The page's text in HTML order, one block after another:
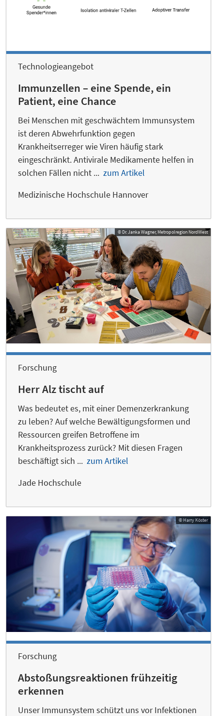
Technologieangebot
Immunzellen – eine Spende, ein
Patient, eine Chance
Bei Menschen mit geschwächtem Immunsystem
ist deren Abwehrfunktion gegen
Krankheitserreger wie Viren häufig stark
eingeschränkt. Antivirale Medikamente helfen in
solchen Fällen nicht ... zum Artikel
Medizinische Hochschule Hannover
© Dr. Janka Wagner, Metropolregion NordWest
Forschung
Herr Alz tischt auf
Was bedeutet es, mit einer Demenzerkrankung
zu leben? Auf welche Bewältigungsformen und
Ressourcen greifen Betroffene im
Krankheitsprozess zurück? Mit diesen Fragen
beschäftigt sich ... zum Artikel
Jade Hochschule
© Harry Köster
Forschung
Abstoßungsreaktionen frühzeitig
erkennen
Unser Immunsystem schützt uns vor Infektionen